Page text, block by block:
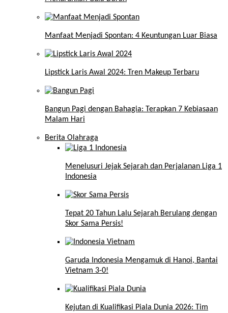
Manfaat Menjadi Spontan: 4 Keuntungan Luar Biasa
Lipstick Laris Awal 2024: Tren Makeup Terbaru
Bangun Pagi dengan Bahagia: Terapkan 7 Kebiasaan
Malam Hari
Berita Olahraga
Menelusuri Jejak Sejarah dan Perjalanan Liga 1
Indonesia
Tepat 20 Tahun Lalu Sejarah Berulang dengan
Skor Sama Persis!
Garuda Indonesia Mengamuk di Hanoi, Bantai
Vietnam 3-0!
Kejutan di Kualifikasi Piala Dunia 2026: Tim